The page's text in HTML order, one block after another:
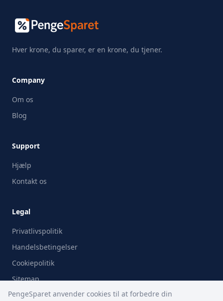
Hver krone, du sparer, er en krone, du tjener.
Company
Om os
Blog
Support
Hjælp
Kontakt os
Legal
Privatlivspolitik
Handelsbetingelser
Cookiepolitik
Sitemap
PengeSparet anvender cookies til at forbedre din